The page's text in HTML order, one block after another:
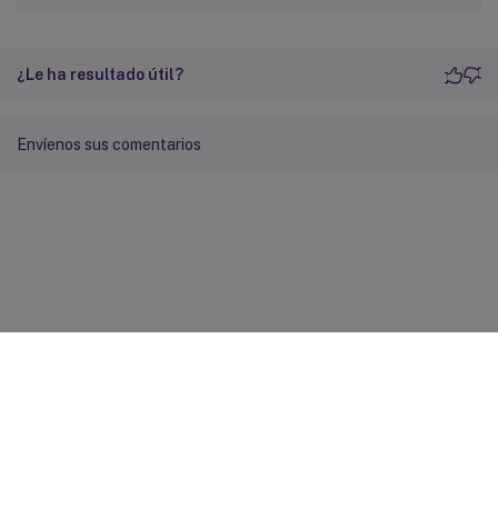
¿Le ha resultado útil?
Envíenos sus comentarios